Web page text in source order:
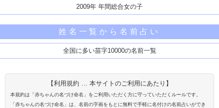
2009年 年間総合女の子
姓名一覧から名前占い
全国に多い苗字10000の名前一覧
【利用規約 … 本サイトのご利用にあたり】
本規約は「赤ちゃんの名づけ命名」をご利用いただく方に守っていただくルールです。
「赤ちゃんの名づけ命名」は、名前の字画をもとに無料で手軽に名付けの名前占いができ